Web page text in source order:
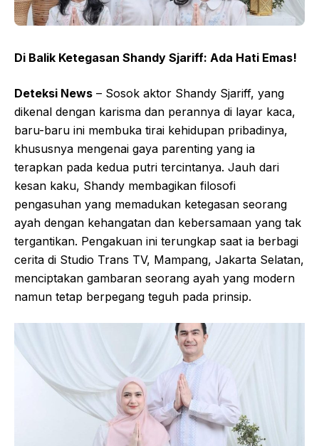
Di Balik Ketegasan Shandy Sjariff: Ada Hati Emas!
Deteksi News – Sosok aktor Shandy Sjariff, yang
dikenal dengan karisma dan perannya di layar kaca,
baru-baru ini membuka tirai kehidupan pribadinya,
khususnya mengenai gaya parenting yang ia
terapkan pada kedua putri tercintanya. Jauh dari
kesan kaku, Shandy membagikan filosofi
pengasuhan yang memadukan ketegasan seorang
ayah dengan kehangatan dan kebersamaan yang tak
tergantikan. Pengakuan ini terungkap saat ia berbagi
cerita di Studio Trans TV, Mampang, Jakarta Selatan,
menciptakan gambaran seorang ayah yang modern
namun tetap berpegang teguh pada prinsip.